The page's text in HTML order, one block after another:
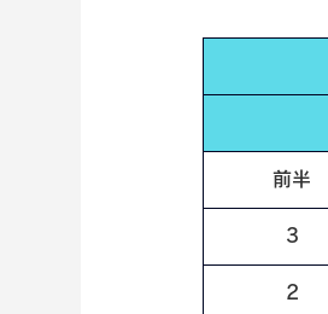
前半
3
2